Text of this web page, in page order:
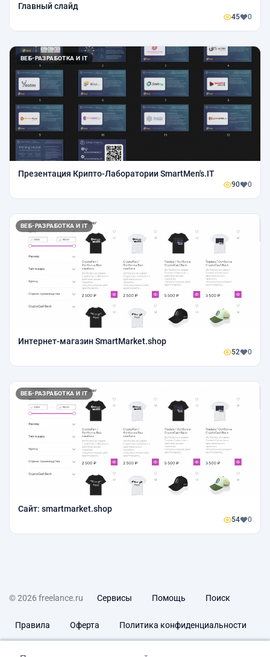
Главный слайд
45 0
ВЕБ-РАЗРАБОТКА И IT
Презентация Крипто-Лаборатории SmartMen's.IT
90 0
ВЕБ-РАЗРАБОТКА И IT
Интернет-магазин SmartMarket.shop
52 0
ВЕБ-РАЗРАБОТКА И IT
Сайт: smartmarket.shop
54 0
© 2026 freelance.ru Сервисы Помощь Поиск
Правила Оферта Политика конфиденциальности